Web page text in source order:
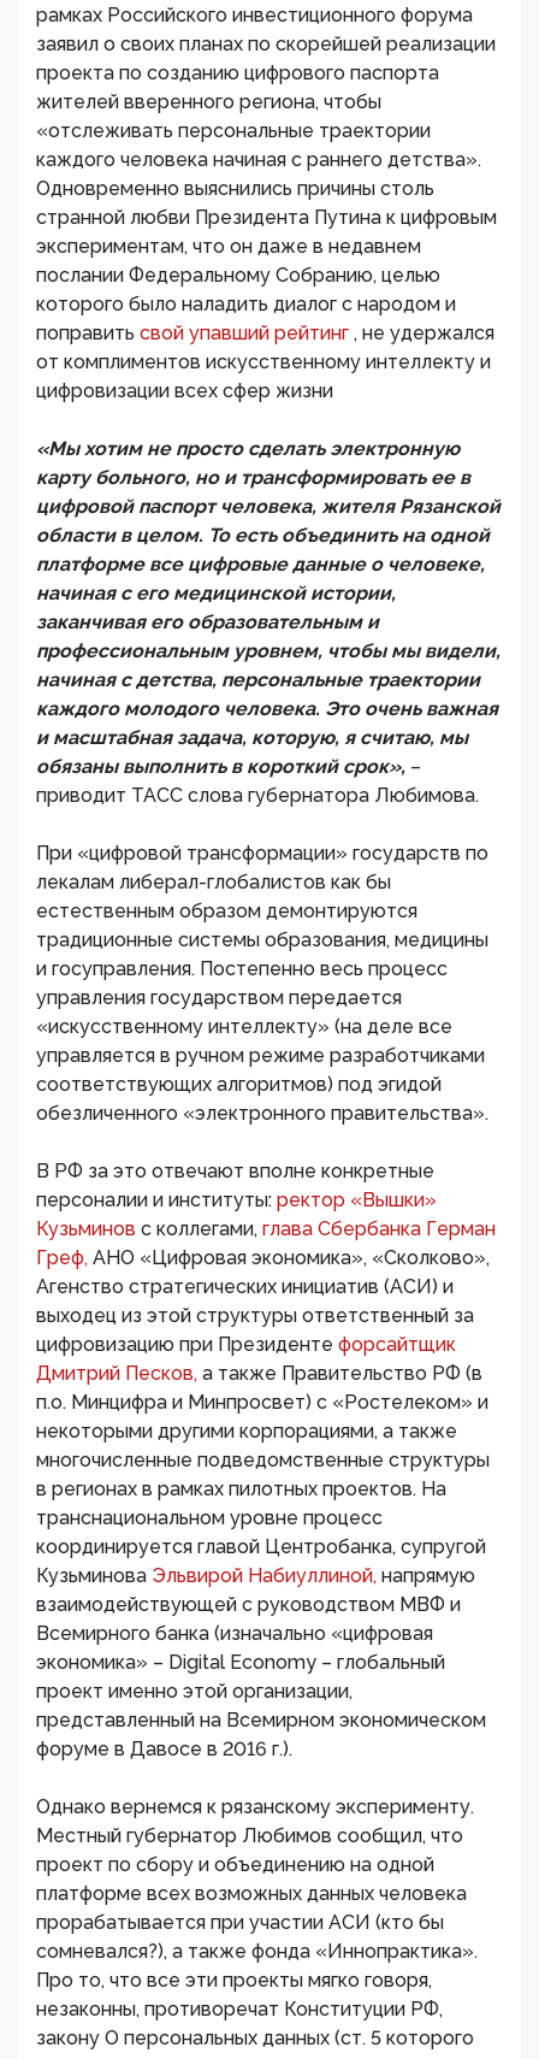
рамках Российского инвестиционного форума
заявил о своих планах по скорейшей реализации
проекта по созданию цифрового паспорта
жителей вверенного региона, чтобы
«отслеживать персональные траектории
каждого человека начиная с раннего детства».
Одновременно выяснились причины столь
странной любви Президента Путина к цифровым
экспериментам, что он даже в недавнем
послании Федеральному Собранию, целью
которого было наладить диалог с народом и
поправить свой упавший рейтинг , не удержался
от комплиментов искусственному интеллекту и
цифровизации всех сфер жизни
«Мы хотим не просто сделать электронную
карту больного, но и трансформировать ее в
цифровой паспорт человека, жителя Рязанской
области в целом. То есть объединить на одной
платформе все цифровые данные о человеке,
начиная с его медицинской истории,
заканчивая его образовательным и
профессиональным уровнем, чтобы мы видели,
начиная с детства, персональные траектории
каждого молодого человека. Это очень важная
и масштабная задача, которую, я считаю, мы
обязаны выполнить в короткий срок», –
приводит ТАСС слова губернатора Любимова.
При «цифровой трансформации» государств по
лекалам либерал-глобалистов как бы
естественным образом демонтируются
традиционные системы образования, медицины
и госуправления. Постепенно весь процесс
управления государством передается
«искусственному интеллекту» (на деле все
управляется в ручном режиме разработчиками
соответствующих алгоритмов) под эгидой
обезличенного «электронного правительства».
В РФ за это отвечают вполне конкретные
персоналии и институты: ректор «Вышки»
Кузьминов с коллегами, глава Сбербанка Герман
Греф, АНО «Цифровая экономика», «Сколково»,
Агенство стратегических инициатив (АСИ) и
выходец из этой структуры ответственный за
цифровизацию при Президенте форсайтщик
Дмитрий Песков, а также Правительство РФ (в
п.о. Минцифра и Минпросвет) с «Ростелеком» и
некоторыми другими корпорациями, а также
многочисленные подведомственные структуры
в регионах в рамках пилотных проектов. На
транснациональном уровне процесс
координируется главой Центробанка, супругой
Кузьминова Эльвирой Набиуллиной, напрямую
взаимодействующей с руководством МВФ и
Всемирного банка (изначально «цифровая
экономика» – Digital Economy – глобальный
проект именно этой организации,
представленный на Всемирном экономическом
форуме в Давосе в 2016 г.).
Однако вернемся к рязанскому эксперименту.
Местный губернатор Любимов сообщил, что
проект по сбору и объединению на одной
платформе всех возможных данных человека
прорабатывается при участии АСИ (кто бы
сомневался?), а также фонда «Иннопрактика».
Про то, что все эти проекты мягко говоря,
незаконны, противоречат Конституции РФ,
закону О персональных данных (ст. 5 которого